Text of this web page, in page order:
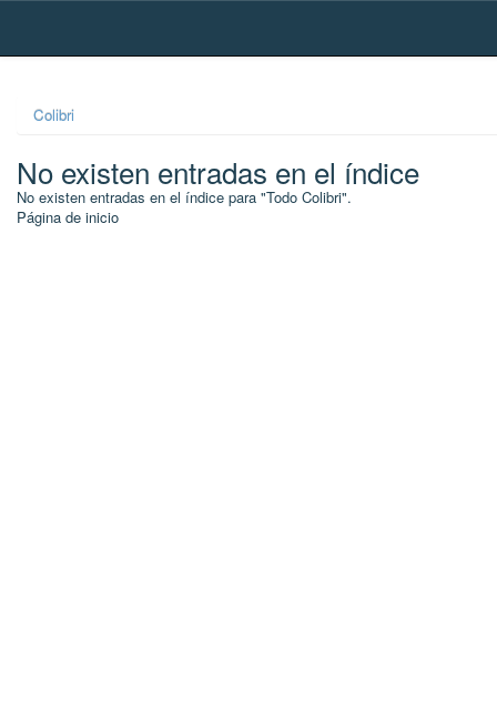
Skip
Colibri
No existen entradas en el índice
No existen entradas en el índice para "Todo Colibri".
Página de inicio